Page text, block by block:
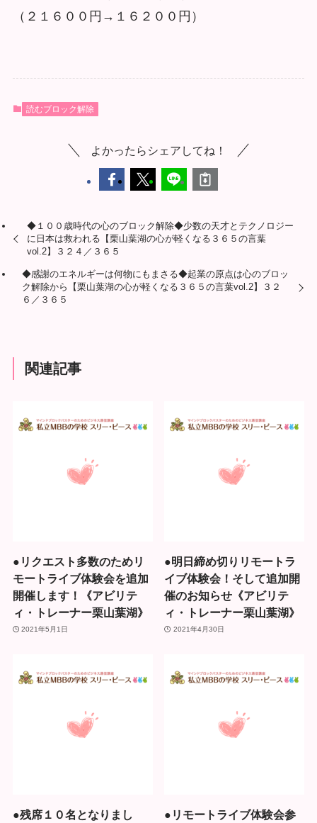
（２１６００円→１６２００円）
読むブロック解除
よかったらシェアしてね！
◆１００歳時代の心のブロック解除◆少数の天才とテクノロジー
に日本は救われる【栗山葉湖の心が軽くなる３６５の言葉
vol.2】３２４／３６５
◆感謝のエネルギーは何物にもまさる◆起業の原点は心のブロッ
ク解除から【栗山葉湖の心が軽くなる３６５の言葉vol.2】３２
６／３６５
関連記事
●リクエスト多数のためリ
モートライブ体験会を追加
開催します！《アビリテ
ィ・トレーナー栗山葉湖》
2021年5月1日
●明日締め切りリモートラ
イブ体験会！そして追加開
催のお知らせ《アビリテ
ィ・トレーナー栗山葉湖》
2021年4月30日
●残席１０名となりまし
●リモートライブ体験会参